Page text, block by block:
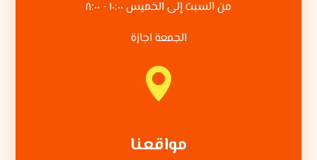
من السبت إلى الخميس ١٠:٠٠ - ٨:٠٠
الجمعة اجازة
مواقعنا